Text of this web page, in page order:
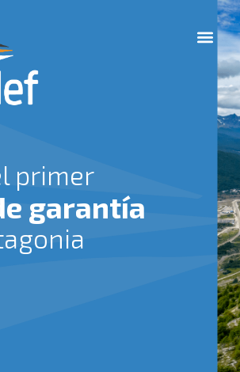
M
e
primer
garantía